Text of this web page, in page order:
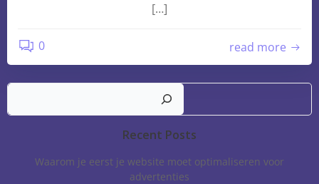
[…]
0 read more
Recent Posts
Waarom je eerst je website moet optimaliseren voor
advertenties